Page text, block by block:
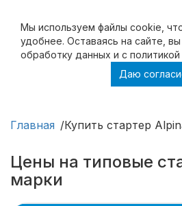
Мы используем файлы cookie,
удобнее. Оставаясь на сайте,
обработку данных и с политикой
Даю
Купить стартер Alpina B6,
Главная Купить стартер
Цены на типовые
марки